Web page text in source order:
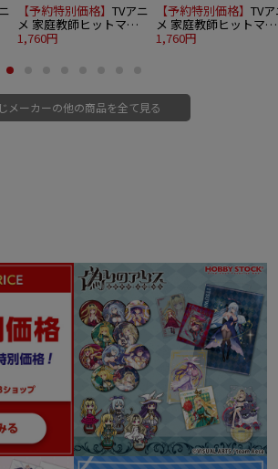
【予約特別価格】 TVアニ
メ 家庭教師ヒットマン
REBORN! ちみけもます
1,760円
【予約特別価格】 TV
メ 家庭教師ヒットマン
REBORN! ちみけもます
1,760円
メーカーの他の商品を全て見る